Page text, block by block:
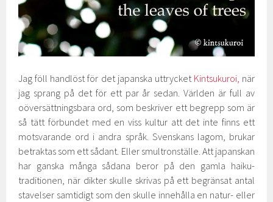
Jag föll handlöst för det japanska uttrycket Kintsukuroi, när
jag sprang på det för ett par år sedan. Världen är full av
oöversättningsbara ord, som beskriver ett begrepp som är
så tätt förbundet med en viss kultur att det inte finns ett
motsvarande ord i andra språk. Svenskans lagom, brukar
betraktas som ett sådant. Eller smultronställe. Att japanskan
har ganska många sådana beror på den gamla haiku-
traditionen, när dikter skulle skrivas på ett begränsat antal
stavelser samtidigt som den skulle innehålla en natur- eller